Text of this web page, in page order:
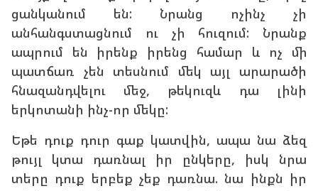
ցանկանում են: Նրանց ոչինչ չի
անհանգստացնում ու չի հուզում: Նրանք
ապրում են իրենք իրենց համար և ոչ մի
պատճառ չեն տեսնում մեկ այլ արարածի
հնազանդվելու մեջ, թեկուզև դա լինի
երկոտանի ինչ-որ մեկը:
Եթե դուք դուր գաք կատվին, ապա նա ձեզ
թույլ կտա դառնալ իր ընկերը, իսկ նրա
տերը դուք երբեք չեք դառնա. նա ինքն իր